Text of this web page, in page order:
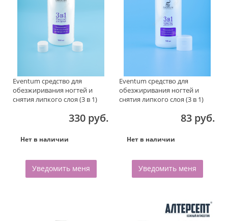
Eventum средство для
обезжиривания ногтей и
снятия липкого слоя (3 в 1)
330 руб.
Нет в наличии
Уведомить меня
Eventum средство для
обезжиривания ногтей и
снятия липкого слоя (3 в 1)
83 руб.
Нет в наличии
Уведомить меня